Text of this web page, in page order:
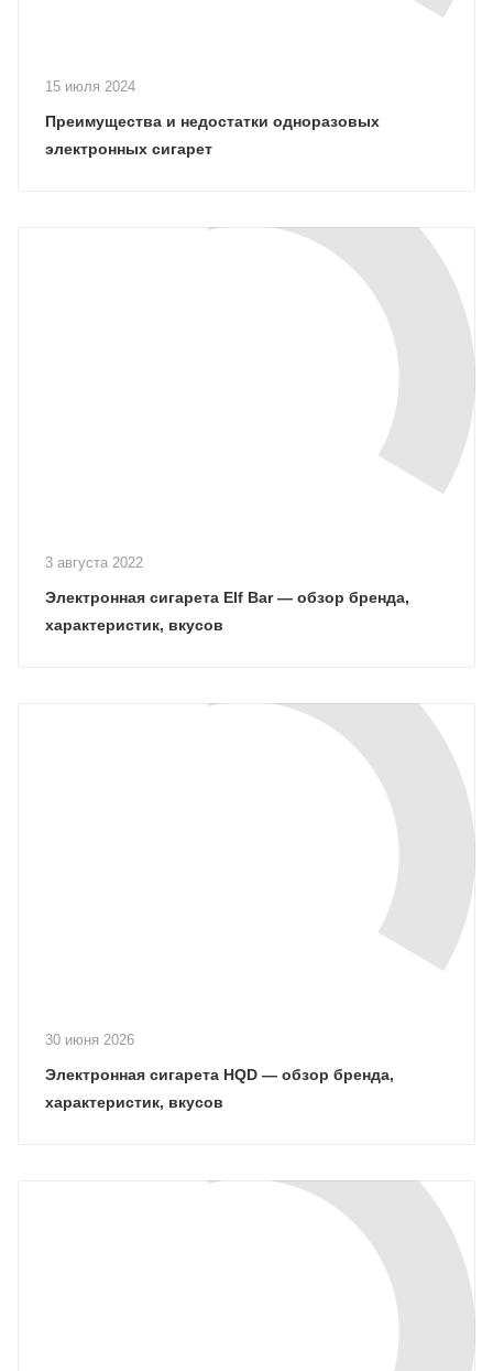
15 июля 2024
Преимущества и недостатки одноразовых
электронных сигарет
3 августа 2022
Электронная сигарета Elf Bar — обзор бренда,
характеристик, вкусов
30 июня 2026
Электронная сигарета HQD — обзор бренда,
характеристик, вкусов